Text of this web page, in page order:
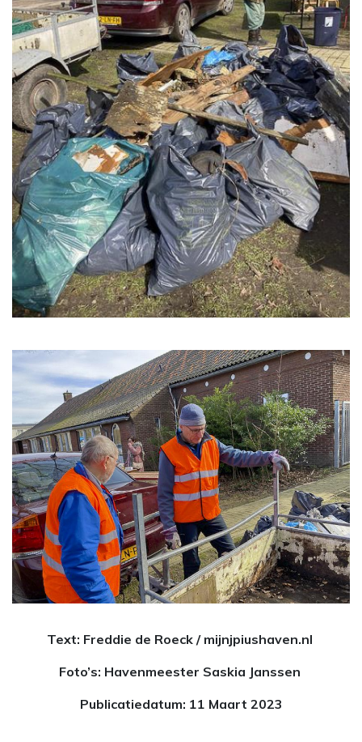
Text: Freddie de Roeck / mijnjpiushaven.nl
Foto’s: Havenmeester Saskia Janssen
Publicatiedatum: 11 Maart 2023